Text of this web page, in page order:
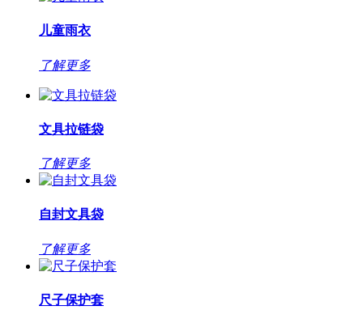
儿童雨衣
了解更多
文具拉链袋
了解更多
自封文具袋
了解更多
尺子保护套